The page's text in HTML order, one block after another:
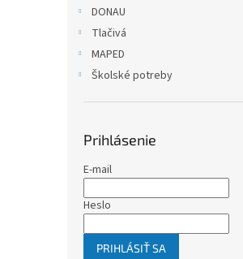
DONAU
Tlačivá
MAPED
Školské potreby
Prihlásenie
E-mail
Heslo
PRIHLÁSIŤ SA